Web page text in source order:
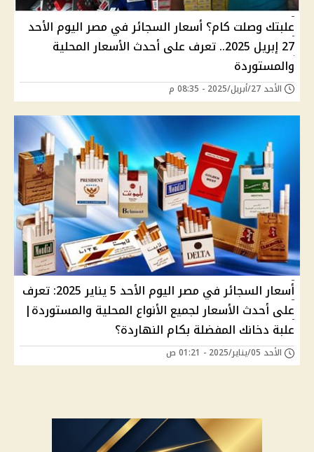
علبتك وصلت كام؟ أسعار السجائر في مصر اليوم الأحد
27 إبريل 2025.. تعرف على أحدث الأسعار المحلية
والمستوردة
الأحد 27/أبريل/2025 - 08:35 م
أسعار السجائر في مصر اليوم الأحد 5 يناير 2025: تعرف
على أحدث الأسعار لجميع الأنواع المحلية والمستوردة|
علبة دخانك المفضلة بكام النهاردة؟
الأحد 05/يناير/2025 - 01:21 ص